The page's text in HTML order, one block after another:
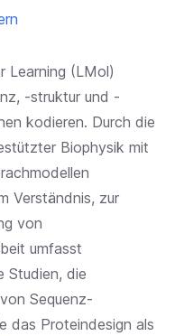
Learning (LMol)
-struktur und -
kodieren. Durch die
Biophysik mit
Verständnis, zur
von
umfasst
Studien, die
Sequenz-
das Proteindesign als